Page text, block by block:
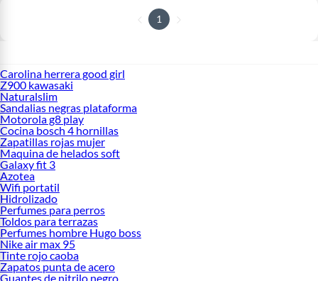
1
Carolina herrera good girl
Z900 kawasaki
Naturalslim
Sandalias negras plataforma
Motorola g8 play
Cocina bosch 4 hornillas
Zapatillas rojas mujer
Maquina de helados soft
Galaxy fit 3
Azotea
Wifi portatil
Hidrolizado
Perfumes para perros
Toldos para terrazas
Perfumes hombre Hugo boss
Nike air max 95
Tinte rojo caoba
Zapatos punta de acero
Guantes de nitrilo negro